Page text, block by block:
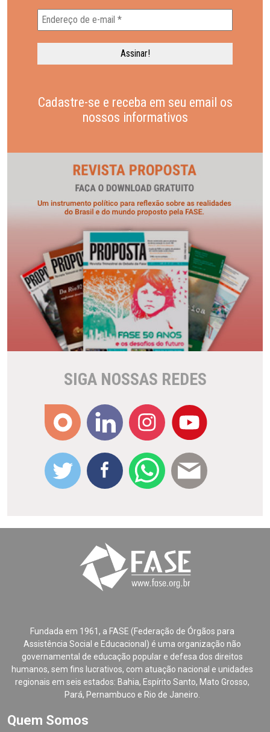
Cadastre-se e receba em seu email os
nossos informativos
SIGA NOSSAS REDES
Fundada em 1961, a FASE (Federação de Órgãos para
Assistência Social e Educacional) é uma organização não
governamental de educação popular e defesa dos direitos
humanos, sem fins lucrativos, com atuação nacional e unidades
regionais em seis estados: Bahia, Espírito Santo, Mato Grosso,
Pará, Pernambuco e Rio de Janeiro.
Quem Somos